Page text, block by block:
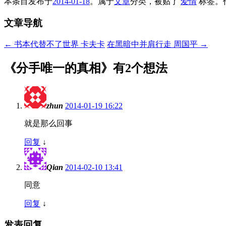
文章导航
← 书本代替不了世界 卡夫卡 在黑暗中并肩行走 周国平 →
《分手唯一的真相 》有2个想法
zhun 2014-01-19 16:22
就是那么回事
回复 ↓
Qian 2014-02-10 13:41
同意
回复 ↓